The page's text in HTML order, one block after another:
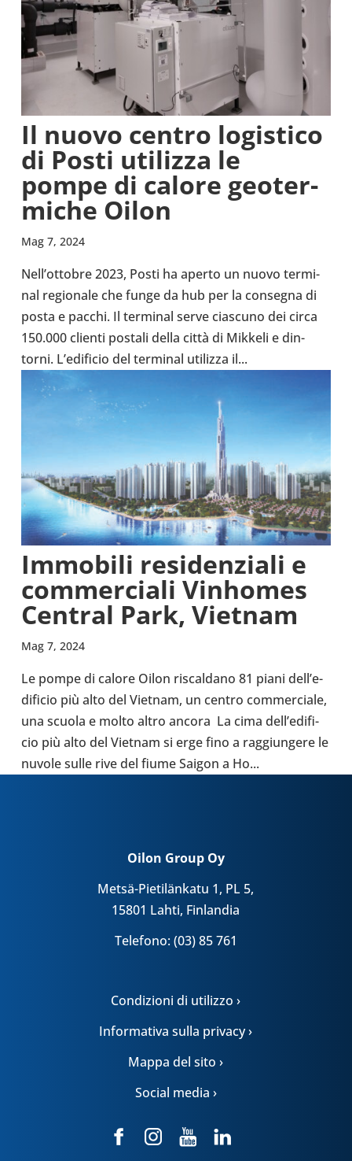
Il nuovo centro logi­stico
di Posti uti­lizza le
pompe di calore geo­ter­
mi­che Oilon
Mag 7, 2024
Nel­l’ot­to­bre 2023, Posti ha aperto un nuovo ter­mi­
nal regio­nale che funge da hub per la con­se­gna di
posta e pacchi. Il ter­mi­nal serve cia­scuno dei circa
150.000 clienti postali della città di Mikkeli e din­
torni. L’e­di­fi­cio del ter­mi­nal uti­lizza il...
Immo­bili resi­den­ziali e
com­mer­ciali Vin­ho­mes
Central Park, Vietnam
Mag 7, 2024
Le pompe di calore Oilon riscal­dano 81 piani del­l’e­
di­fi­cio più alto del Vietnam, un centro com­mer­ciale,
una scuola e molto altro ancora La cima del­l’e­di­fi­
cio più alto del Vietnam si erge fino a rag­giun­gere le
nuvole sulle rive del fiume Saigon a Ho...
Oilon Group Oy
Metsä-Pietilänkatu 1, PL 5,
15801 Lahti, Finlandia
Telefono: (03) 85 761
Condizioni di utilizzo ›
Informativa sulla privacy ›
Mappa del sito ›
Social media ›